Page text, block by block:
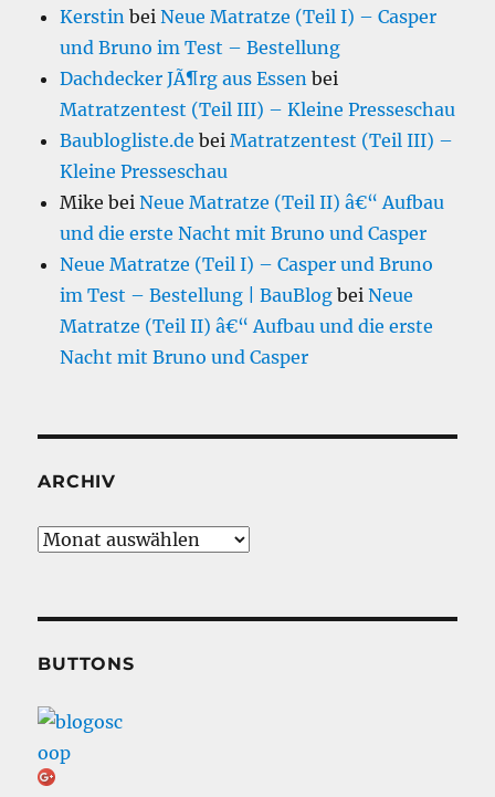
Kerstin beiNeue Matratze (Teil I) – Casper
und Bruno im Test – Bestellung
Dachdecker JÃ¶rg aus Essen bei
Matratzentest (Teil III) – Kleine Presseschau
Baublogliste.de beiMatratzentest (Teil III) –
Kleine Presseschau
Mike beiNeue Matratze (Teil II) â€“ Aufbau
und die erste Nacht mit Bruno und Casper
Neue Matratze (Teil I) – Casper und Bruno
im Test – Bestellung | BauBlog beiNeue
Matratze (Teil II) â€“ Aufbau und die erste
Nacht mit Bruno und Casper
ARCHIV
Archiv
BUTTONS